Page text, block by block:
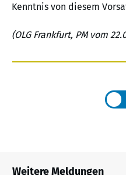
Kenntnis von diesem
(OLG Frankfurt, PM vom
Weitere Meldungen